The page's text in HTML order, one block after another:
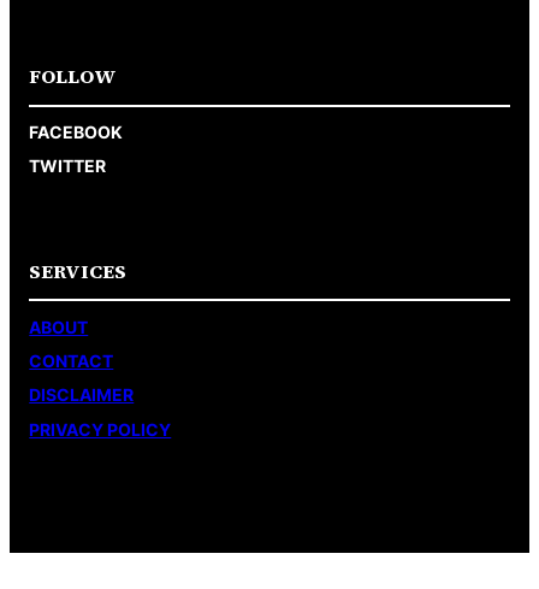
FOLLOW
FACEBOOK
TWITTER
SERVICES
ABOUT
CONTACT
DISCLAIMER
PRIVACY POLICY